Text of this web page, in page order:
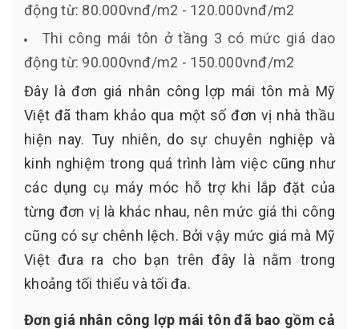
động từ: 80.000vnđ/m2 - 120.000vnđ/m2
Thi công mái tôn ở tầng 3 có mức giá dao
động từ: 90.000vnđ/m2 - 150.000vnđ/m2
Đây là đơn giá nhân công lợp mái tôn mà Mỹ
Việt đã tham khảo qua một số đơn vị nhà thầu
hiện nay. Tuy nhiên, do sự chuyên nghiệp và
kinh nghiệm trong quá trình làm việc cũng như
các dụng cụ máy móc hỗ trợ khi lắp đặt của
từng đơn vị là khác nhau, nên mức giá thi công
cũng có sự chênh lệch. Bởi vậy mức giá mà Mỹ
Việt đưa ra cho bạn trên đây là nằm trong
khoảng tối thiểu và tối đa.
Đơn giá nhân công lợp mái tôn đã bao gồm cả